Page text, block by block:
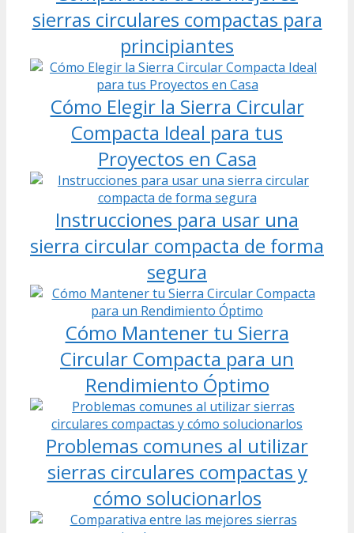
sierras circulares compactas para
principiantes
Cómo Elegir la Sierra Circular
Compacta Ideal para tus
Proyectos en Casa
Instrucciones para usar una
sierra circular compacta de forma
segura
Cómo Mantener tu Sierra
Circular Compacta para un
Rendimiento Óptimo
Problemas comunes al utilizar
sierras circulares compactas y
cómo solucionarlos